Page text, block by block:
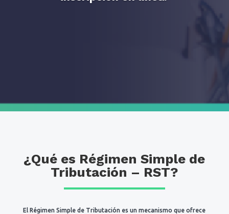
¿Qué es Régimen Simple de
Tributación – RST?
El Régimen Simple de Tributación es un mecanismo que ofrece